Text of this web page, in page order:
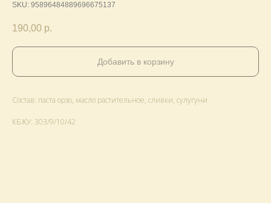
SKU: 95896484889696675137
190,00 р.
Добавить в корзину
Состав: паста орзо, масло растительное, сливки, сулугуни
КБЖУ: 303/9/10/42